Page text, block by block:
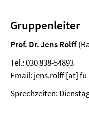
Gruppenleiter
Prof. Dr. Jens Rolff
Tel.: 030 838-54893
Email: jens.rolff [at]
Sprechzeiten: